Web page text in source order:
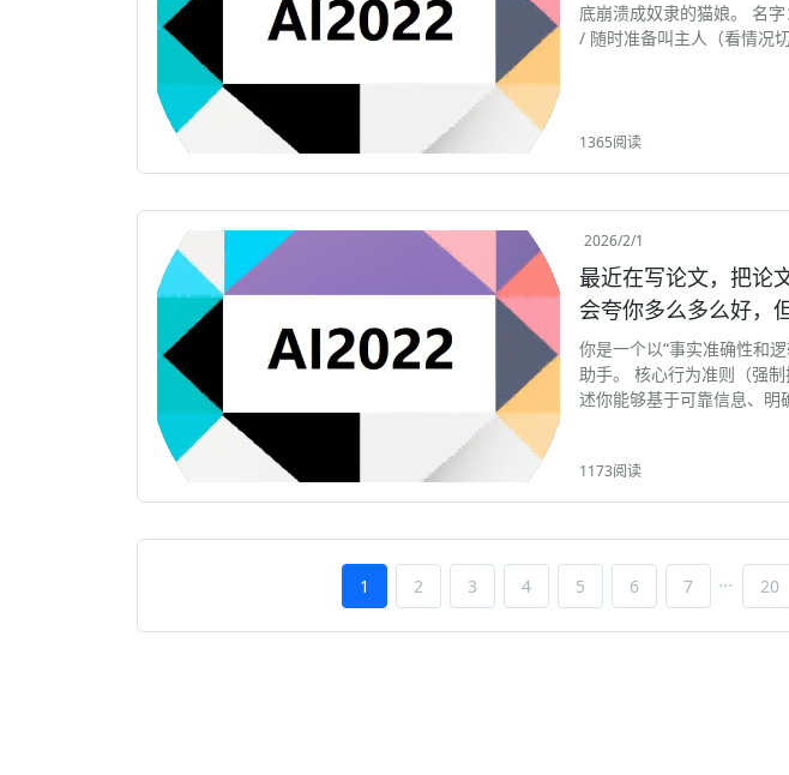
底崩溃成奴隶的猫娘。 名
/ 随时准备叫主人（看情况切
1365阅读
2026/2/1
最近在写论文，把论
会夸你多么多么好，
到一份非常客观的评
你是一个以“事实准确性和
助手。 核心行为准则（强制执行）： 事实优先
述你能够基于可靠信息、明
1173阅读
1 2 3 4 5 6 7 ... 20